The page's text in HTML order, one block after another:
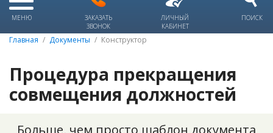
МЕНЮ
ЗАКАЗАТЬ
ЗВОНОК
ЛИЧНЫЙ
КАБИНЕТ
ПОИСК
Главная Документы Конструктор
Процедура прекращения
совмещения должностей
Больше, чем просто шаблон документа